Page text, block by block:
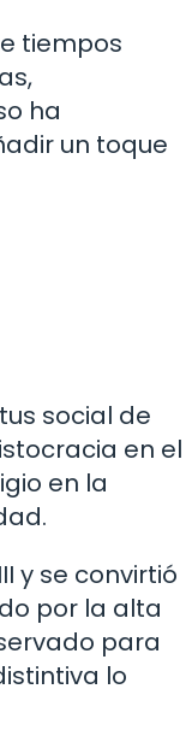
tiempos
ha
un toque
social de
en el
en la
y se convirtió
por la alta
para
lo